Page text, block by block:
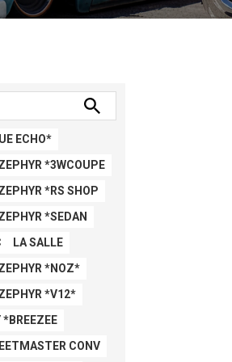
ECHO*
*3WCOUPE
*RS SHOP
*SEDAN
LA SALLE
*NOZ*
*V12*
*BREEZEE
CONV